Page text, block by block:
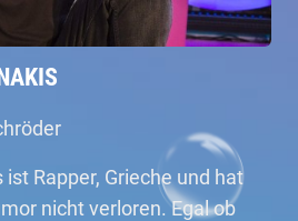
Rapper, Grieche und hat
nicht verloren. Egal ob